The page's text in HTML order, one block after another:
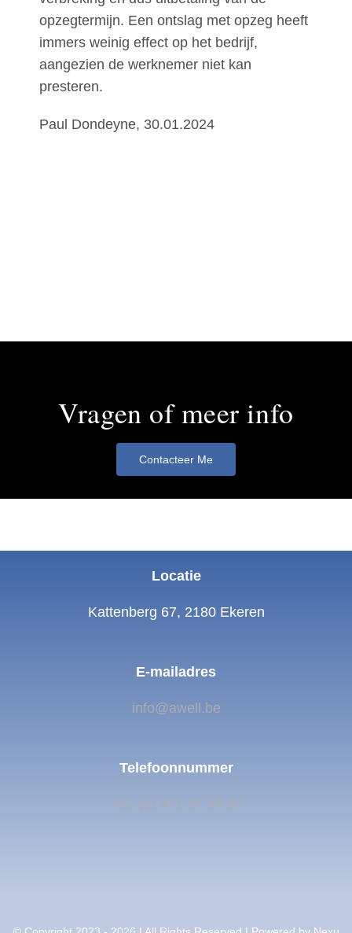
opzegtermijn. Een ontslag met opzeg heeft
immers weinig effect op het bedrijf,
aangezien de werknemer niet kan
presteren.
Paul Dondeyne, 30.01.2024
Vragen of meer info
Contacteer Me
Locatie
Kattenberg 67, 2180 Ekeren
E-mailadres
info@awell.be
Telefoonnummer
+32 (0) 471 27 35 30